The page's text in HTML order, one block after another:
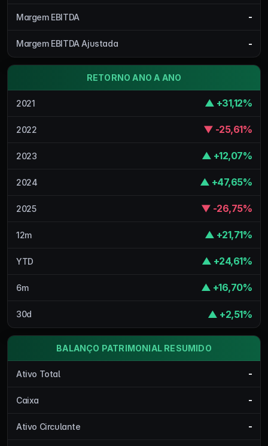
Margem EBITDA -
Margem EBITDA Ajustada -
RETORNO ANO A ANO
2021 ▲ +31,12%
2022 ▼ -25,61%
2023 ▲ +12,07%
2024 ▲ +47,65%
2025 ▼ -26,75%
12m ▲ +21,71%
YTD ▲ +24,61%
6m ▲ +16,70%
30d ▲ +2,51%
BALANÇO PATRIMONIAL RESUMIDO
Ativo Total -
Caixa -
Ativo Circulante -